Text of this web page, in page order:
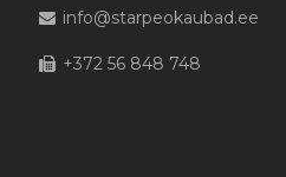
info@starpeokaubad.ee
+372 56 848 748